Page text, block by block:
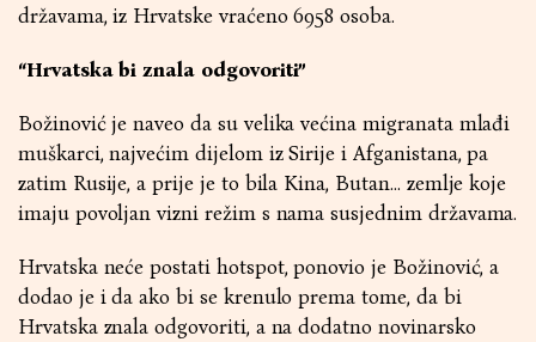
državama, iz Hrvatske vraćeno 6958 osoba.
“Hrvatska bi znala odgovoriti”
Božinović je naveo da su velika većina migranata mlađi
muškarci, najvećim dijelom iz Sirije i Afganistana, pa
zatim Rusije, a prije je to bila Kina, Butan… zemlje koje
imaju povoljan vizni režim s nama susjednim državama.
Hrvatska neće postati hotspot, ponovio je Božinović, a
dodao je i da ako bi se krenulo prema tome, da bi
Hrvatska znala odgovoriti, a na dodatno novinarsko